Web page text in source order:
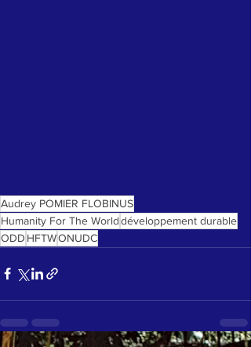
Audrey POMIER FLOBINUS
Humanity For The Worlddéveloppement durable
ODD HFTWONUDC